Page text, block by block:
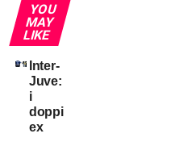
YOU
MAY
LIKE
Inter-
Juve:
i
doppi
ex